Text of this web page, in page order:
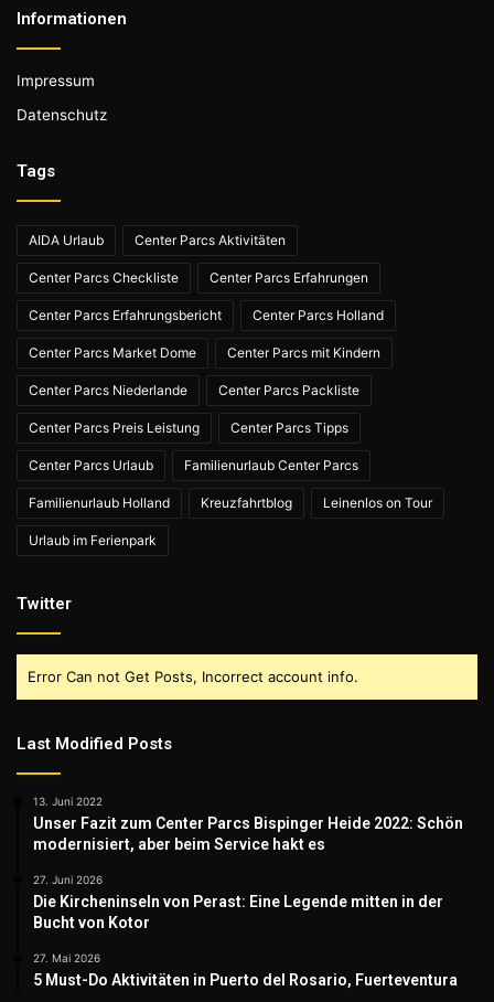
Informationen
Impressum
Datenschutz
Tags
AIDA Urlaub Center Parcs Aktivitäten
Center Parcs Checkliste Center Parcs Erfahrungen
Center Parcs Erfahrungsbericht Center Parcs Holland
Center Parcs Market Dome Center Parcs mit Kindern
Center Parcs Niederlande Center Parcs Packliste
Center Parcs Preis Leistung Center Parcs Tipps
Center Parcs Urlaub Familienurlaub Center Parcs
Familienurlaub Holland Kreuzfahrtblog Leinenlos on Tour
Urlaub im Ferienpark
Twitter
Error Can not Get Posts, Incorrect account info.
Last Modified Posts
13. Juni 2022
Unser Fazit zum Center Parcs Bispinger Heide 2022: Schön
modernisiert, aber beim Service hakt es
27. Juni 2026
Die Kircheninseln von Perast: Eine Legende mitten in der
Bucht von Kotor
27. Mai 2026
5 Must-Do Aktivitäten in Puerto del Rosario, Fuerteventura